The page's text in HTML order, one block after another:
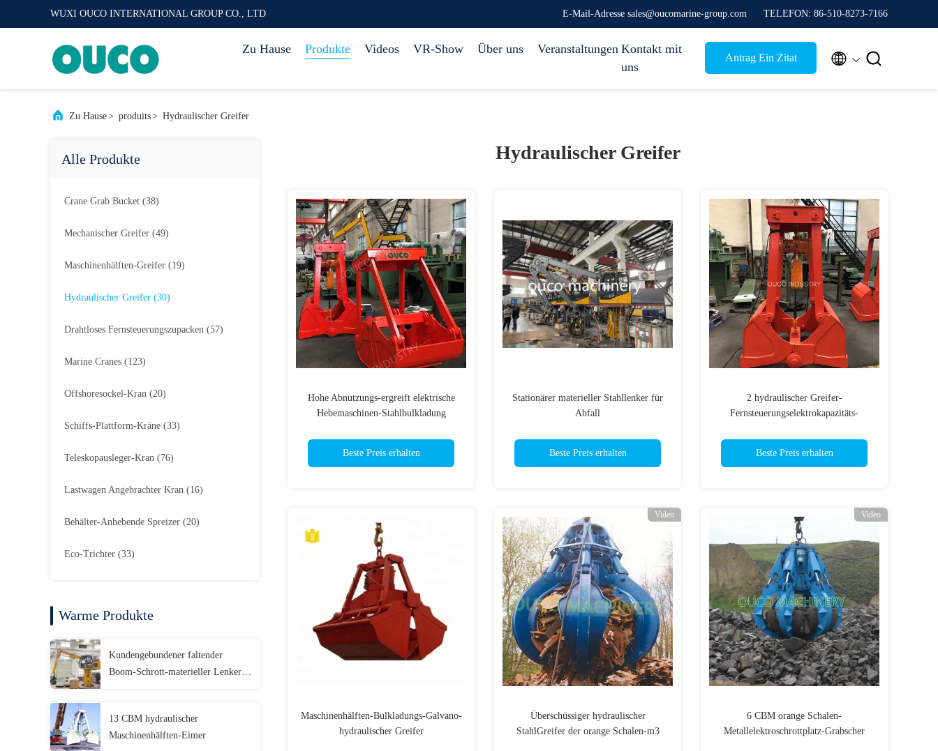
WUXI OUCO INTERNATIONAL GROUP CO., LTD E-Mail-Adresse sales@oucomarine-group.com TELEFON: 86-510-8273-7166
Zu Hause Produkte Videos VR-Show Über uns Veranstaltungen Kontakt mit
uns
Antrag Ein Zitat  
Zu Hause> produits> Hydraulischer Greifer
Alle Produkte
Crane Grab Bucket (38)
Mechanischer Greifer (49)
Maschinenhälften-Greifer (19)
Hydraulischer Greifer (30)
Drahtloses Fernsteuerungszupacken (57)
Marine Cranes (123)
Offshoresockel-Kran (20)
Schiffs-Plattform-Kräne (33)
Teleskopausleger-Kran (76)
Lastwagen Angebrachter Kran (16)
Behälter-Anhebende Spreizer (20)
Eco-Trichter (33)
Warme Produkte
Kundengebundener faltender
Boom-Schrott-materieller Lenker-
13 CBM hydraulischer
Maschinenhälften-Eimer
Hydraulischer Greifer
Hohe Abnutzungs-ergreift elektrische
Hebemaschinen-Stahlbulkladung
Beste Preis erhalten
Stationärer materieller Stahllenker für
Abfall
Beste Preis erhalten
2 hydraulischer Greifer-
Fernsteuerungselektrokapazitäts-
Beste Preis erhalten
Maschinenhälften-Bulkladungs-Galvano-
hydraulischer Greifer
Video
Überschüssiger hydraulischer
StahlGreifer der orange Schalen-m3
Video
6 CBM orange Schalen-
Metallelektroschrottplatz-Grabscher